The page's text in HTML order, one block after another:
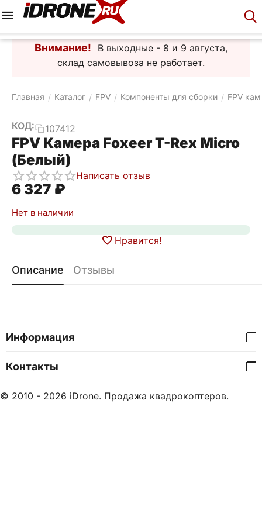
Внимание!
В выходные - 8 и 9 августа,
склад самовывоза не работает.
Главная / Каталог / FPV / Компоненты для сборки / FPV
КОД: 107412
FPV Камера Foxeer T-Rex Micro
(Белый)
Написать отзыв
6 327 ₽
Нет в наличии
Нравится!
Описание Отзывы
Информация
Контакты
© 2010 - 2026 iDrone. Продажа квадрокоптеров.
Корзина